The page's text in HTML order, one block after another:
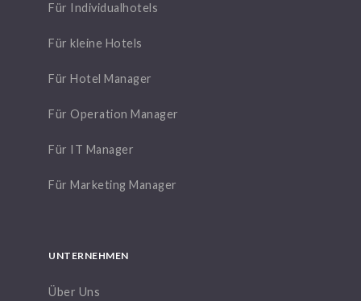
Für Individualhotels
Für kleine Hotels
Für Hotel Manager
Für Operation Manager
Für IT Manager
Für Marketing Manager
UNTERNEHMEN
Über Uns